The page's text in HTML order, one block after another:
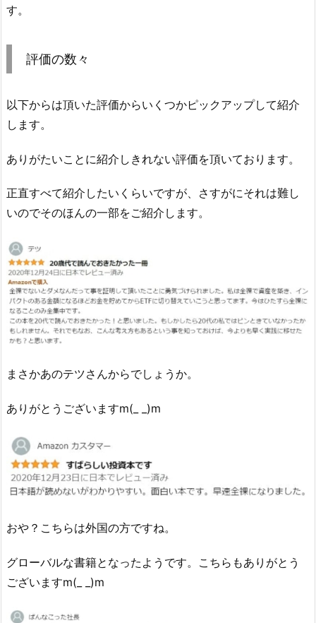
す。
評価の数々
以下からは頂いた評価からいくつかピックアップして紹介
します。
ありがたいことに紹介しきれない評価を頂いております。
正直すべて紹介したいくらいですが、さすがにそれは難し
いのでそのほんの一部をご紹介します。
まさかあのテツさんからでしょうか。
ありがとうございますm(_ _)m
おや？こちらは外国の方ですね。
グローバルな書籍となったようです。こちらもありがとう
ございますm(_ _)m